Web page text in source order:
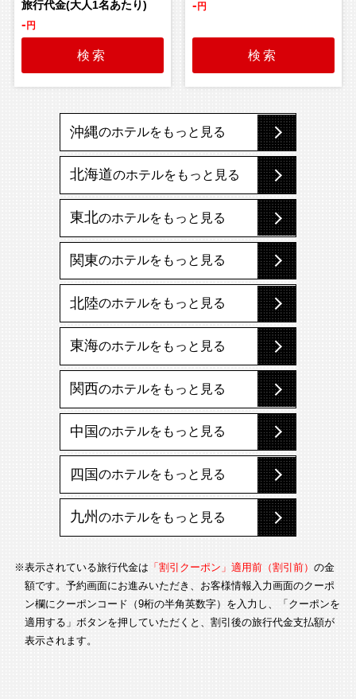
-円
検索
-円
検索
沖縄のホテルをもっと見る
北海道のホテルをもっと見る
東北のホテルをもっと見る
関東のホテルをもっと見る
北陸のホテルをもっと見る
東海のホテルをもっと見る
関西のホテルをもっと見る
中国のホテルをもっと見る
四国のホテルをもっと見る
九州 のホテルをもっと見る
※表示されている旅行代金は 「割引クーポン」適用前（割引前） の金
額です。予約画面にお進みいただき、お客様情報入力画面のクーポ
ン欄にクーポンコード（9桁の半角英数字）を入力し、「クーポンを
適用する」ボタンを押していただくと、割引後の旅行代金支払額が
表示されます。